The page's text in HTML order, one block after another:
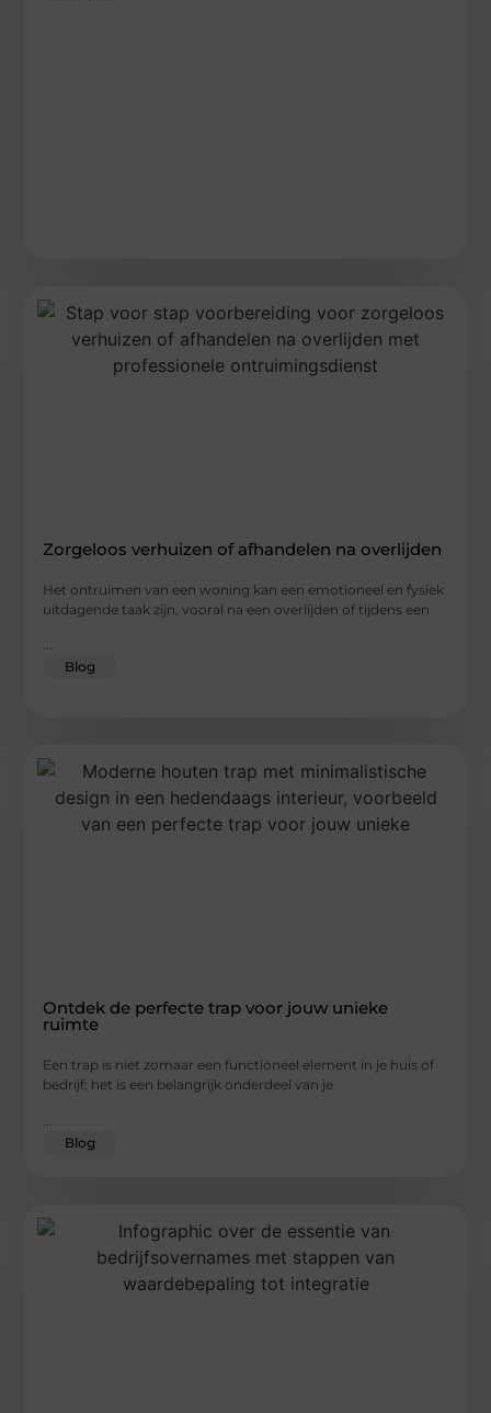
Zorgeloos verhuizen of afhandelen na overlijden
Het ontruimen van een woning kan een emotioneel en fysiek
uitdagende taak zijn, vooral na een overlijden of tijdens een
...
Blog
Ontdek de perfecte trap voor jouw unieke
ruimte
Een trap is niet zomaar een functioneel element in je huis of
bedrijf; het is een belangrijk onderdeel van je
Blog